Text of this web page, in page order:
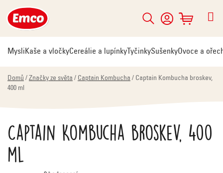
na
obsah
Hledat
NÁKUPNÍ
KOŠÍK
MysliKaše a vločkyCereálie a lupínky TyčinkySušenkyOvoce a
Domů / Značky ze světa / Captain Kombucha / Captain Kombucha broskev,
400 ml
Captain Kombucha broskev, 400
ml